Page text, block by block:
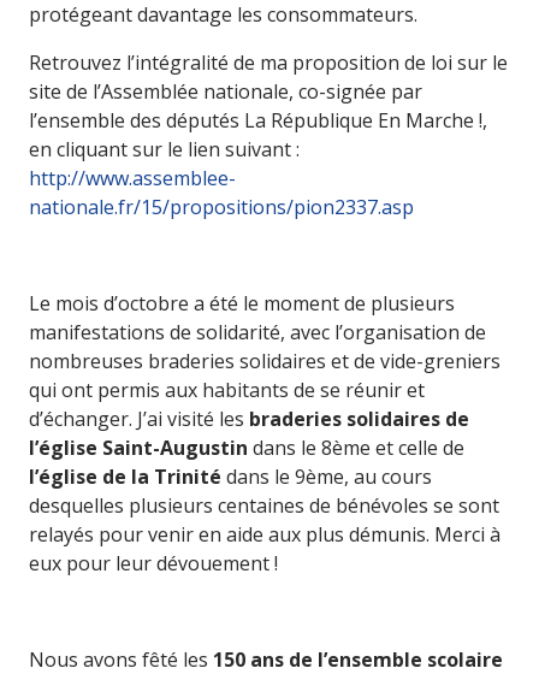
protégeant davantage les consommateurs.
Retrouvez l’intégralité de ma proposition de loi sur le
site de l’Assemblée nationale, co-signée par
l’ensemble des députés La République En Marche !,
en cliquant sur le lien suivant :
http://www.assemblee-
nationale.fr/15/propositions/pion2337.asp
Le mois d’octobre a été le moment de plusieurs
manifestations de solidarité, avec l’organisation de
nombreuses braderies solidaires et de vide-greniers
qui ont permis aux habitants de se réunir et
d’échanger. J’ai visité les braderies solidaires de
l’église Saint-Augustin dans le 8ème et celle de
l’église de la Trinité dans le 9ème, au cours
desquelles plusieurs centaines de bénévoles se sont
relayés pour venir en aide aux plus démunis. Merci à
eux pour leur dévouement !
Nous avons fêté les 150 ans de l’ensemble scolaire